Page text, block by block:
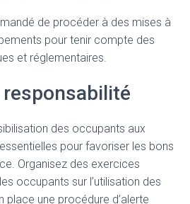
de procéder à des mises à
pour tenir compte des
et réglementaires.
des occupants aux
pour favoriser les bons
Organisez des exercices
occupants sur l’utilisation des
une procédure d’alerte